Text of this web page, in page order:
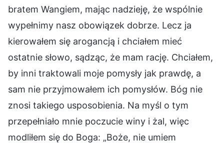
bratem Wangiem, mając nadzieję, że wspólnie
wypełnimy nasz obowiązek dobrze. Lecz ja
kierowałem się arogancją i chciałem mieć
ostatnie słowo, sądząc, że mam rację. Chciałem,
by inni traktowali moje pomysły jak prawdę, a
sam nie przyjmowałem ich pomysłów. Bóg nie
znosi takiego usposobienia. Na myśl o tym
przepełniało mnie poczucie winy i żal, więc
modliłem się do Boga: „Boże, nie umiem